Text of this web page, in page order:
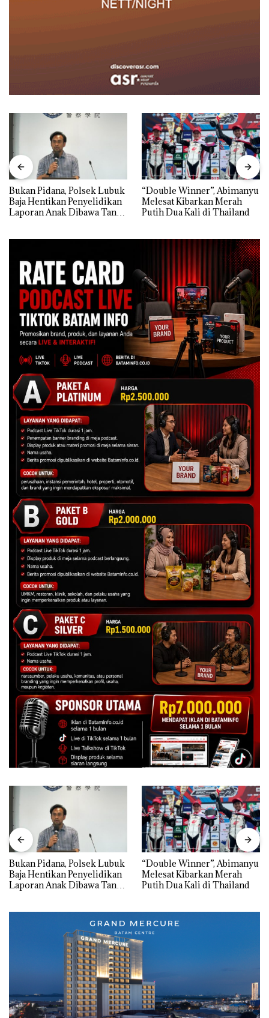
Bukan Pidana, Polsek Lubuk
Baja Hentikan Penyelidikan
Laporan Anak Dibawa Tanpa
“Double Winner”, Abimanyu
Melesat Kibarkan Merah
Putih Dua Kali di Thailand
Bukan Pidana, Polsek Lubuk
Baja Hentikan Penyelidikan
Laporan Anak Dibawa Tanpa
“Double Winner”, Abimanyu
Melesat Kibarkan Merah
Putih Dua Kali di Thailand